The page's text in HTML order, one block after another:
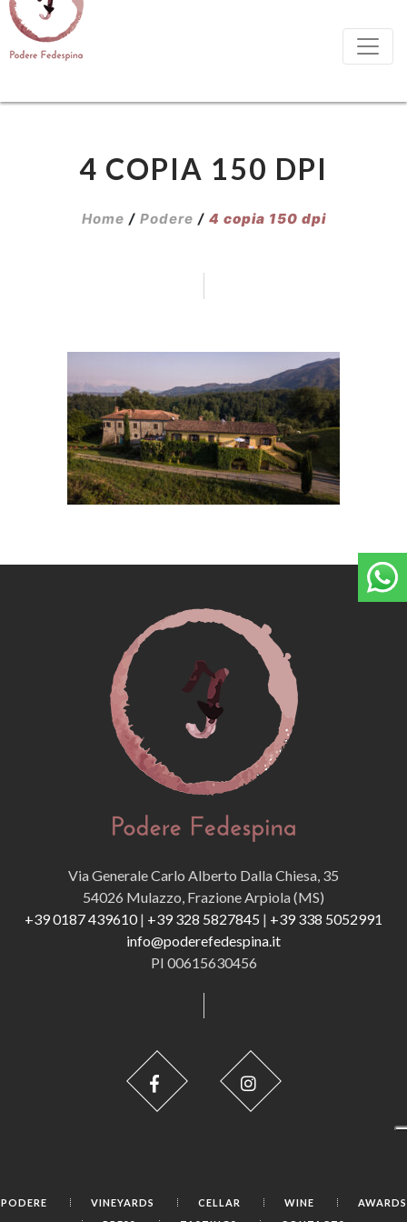
4 COPIA 150 DPI
Home / Podere / 4 copia 150 dpi
Via Generale Carlo Alberto Dalla Chiesa, 35
54026 Mulazzo, Frazione Arpiola (MS)
+39 0187 439610| +39 328 5827845 | +39 338 5052991
info@poderefedespina.it
PI 00615630456
PODERE VINEYARDS CELLAR WINE
AWARDS